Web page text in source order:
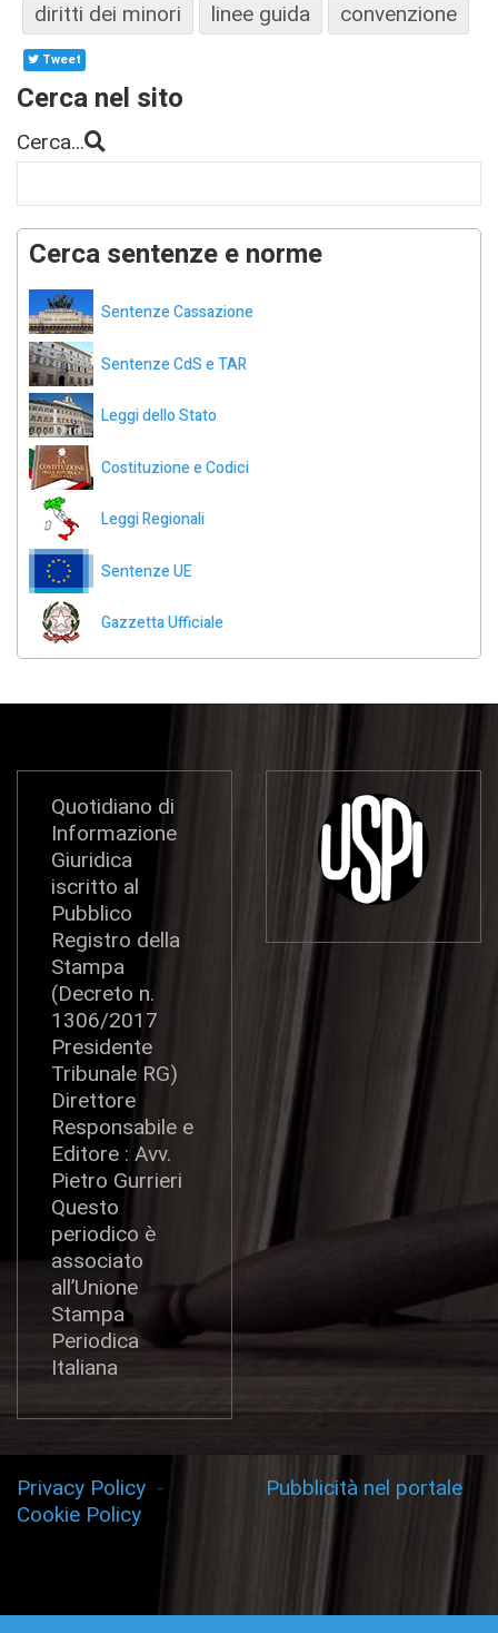
diritti dei minori
linee guida convenzione
Tweet
Cerca nel sito
Cerca...
Cerca sentenze e norme
Sentenze Cassazione
Sentenze CdS e TAR
Leggi dello Stato
Costituzione e Codici
Leggi Regionali
Sentenze UE
Gazzetta Ufficiale
Quotidiano di
Informazione
Giuridica
iscritto al
Pubblico
Registro della
Stampa
(Decreto n.
1306/2017
Presidente
Tribunale RG)
Direttore
Responsabile e
Editore : Avv.
Pietro Gurrieri
Questo
periodico è
associato
all’Unione
Stampa
Periodica
Italiana
Privacy Policy -
Cookie Policy
Pubblicità nel portale